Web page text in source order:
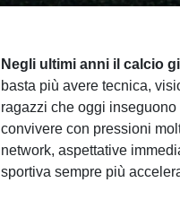
Negli ultimi anni il calcio
basta più avere tecnica,
ragazzi che oggi
convivere con pressioni
network, aspettative
sportiva sempre più